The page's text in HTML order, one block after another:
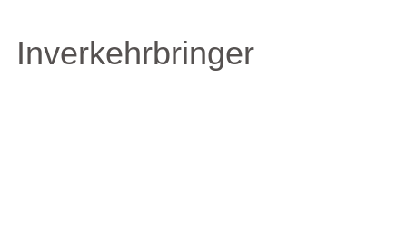
Inverkehrbringer